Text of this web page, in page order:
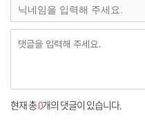
현재 총0개의 댓글이 있습니다.